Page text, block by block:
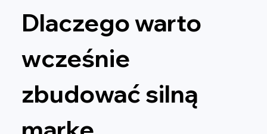
Dlaczego warto
wcześnie
zbudować silną